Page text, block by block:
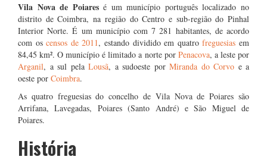
Vila Nova de Poiaresé um município português localizado no
distrito de Coimbra, na região do Centro e sub-região do Pinhal
Interior Norte. É um município com 7 281 habitantes, de acordo
com oscensos de 2011, estando dividido em quatrofreguesias em
84,45 km². O município é limitado a norte por Penacova, a leste por
Arganil, a sul pela Lousã, a sudoeste por Miranda do Corvo e a
oeste por Coimbra.
As quatro freguesias do concelho de Vila Nova de Poiares são
Arrifana, Lavegadas, Poiares (Santo André) e São Miguel de
Poiares.
História